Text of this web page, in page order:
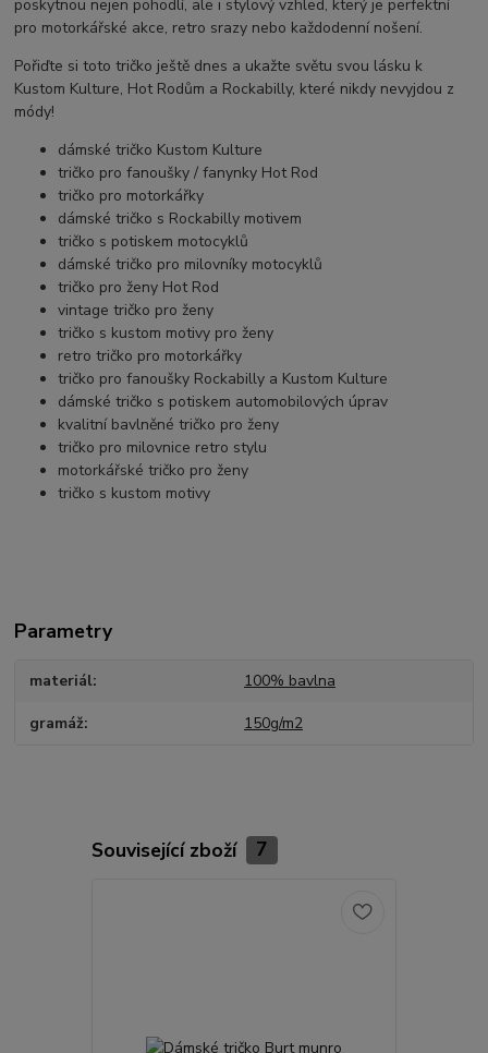
poskytnou nejen pohodlí, ale i stylový vzhled, který je perfektní
pro motorkářské akce, retro srazy nebo každodenní nošení.
Pořiďte si toto tričko ještě dnes a ukažte světu svou lásku k
Kustom Kulture, Hot Rodům a Rockabilly, které nikdy nevyjdou z
módy!
dámské tričko Kustom Kulture
tričko pro fanoušky / fanynky Hot Rod
tričko pro motorkářky
dámské tričko s Rockabilly motivem
tričko s potiskem motocyklů
dámské tričko pro milovníky motocyklů
tričko pro ženy Hot Rod
vintage tričko pro ženy
tričko s kustom motivy pro ženy
retro tričko pro motorkářky
tričko pro fanoušky Rockabilly a Kustom Kulture
dámské tričko s potiskem automobilových úprav
kvalitní bavlněné tričko pro ženy
tričko pro milovnice retro stylu
motorkářské tričko pro ženy
tričko s kustom motivy
Parametry
materiál 100% bavlna
gramáž 150g/m2
Související zboží 7